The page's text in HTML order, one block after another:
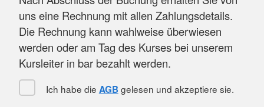
uns eine Rechnung mit allen Zahlungsdetails.
Die Rechnung kann wahlweise überwiesen
werden oder am Tag des Kurses bei unserem
Kursleiter in bar bezahlt werden.
Ich habe die AGB gelesen und akzeptiere sie.